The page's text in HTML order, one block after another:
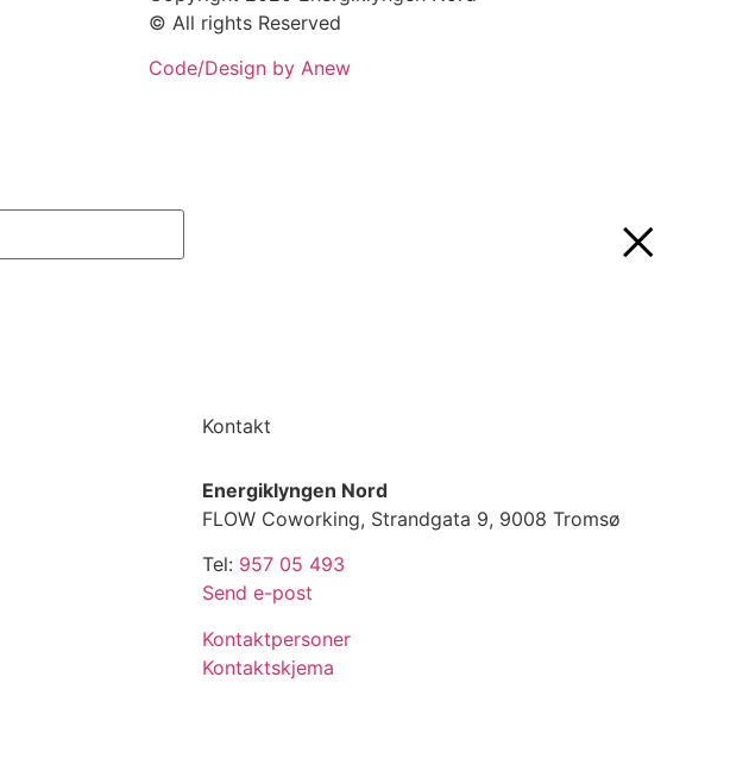
© All rights Reserved
Code/Design by Anew
Kontakt
Energiklyngen Nord
FLOW Coworking, Strandgata 9, 9008 Tromsø
Tel: 957 05 493
Send e-post
Kontaktpersoner
Kontaktskjema